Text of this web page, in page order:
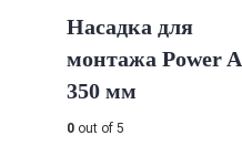
Насадка для
монтажа Power A
350 мм
0 out of 5